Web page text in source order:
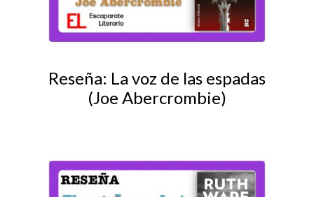
Reseña: La voz de las espadas
(Joe Abercrombie)